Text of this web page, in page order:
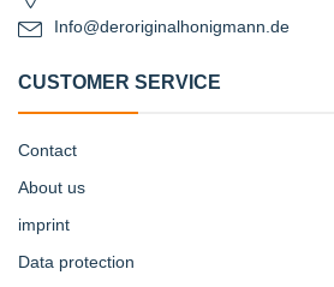
Info@deroriginalhonigmann.de
CUSTOMER SERVICE
Contact
About us
imprint
Data protection